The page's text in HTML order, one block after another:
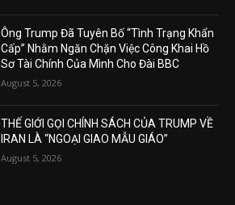
Ông Trump Đã Tuyên Bố “Tình Trạng Khẩn
Cấp” Nhằm Ngăn Chặn Việc Công Khai Hồ
Sơ Tài Chính Của Mình Cho Đài BBC
August 5, 2026
THẾ GIỚI GỌI CHÍNH SÁCH CỦA TRUMP VỀ
IRAN LÀ “NGOẠI GIAO MẪU GIÁO”
August 5, 2026